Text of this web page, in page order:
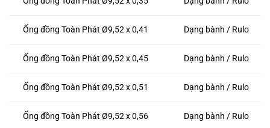
Ống đồng Toàn Phát Ø9,52 x 0,41 Dạng bành / Rulo
Ống đồng Toàn Phát Ø9,52 x 0,45 Dạng bành / Rulo
Ống đồng Toàn Phát Ø9,52 x 0,51 Dạng bành / Rulo
Ống đồng Toàn Phát Ø9,52 x 0,56 Dạng bành / Rulo